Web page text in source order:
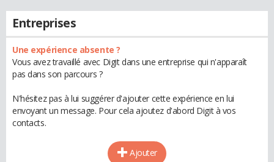
Entreprises
Une expérience absente ?
Vous avez travaillé avec Digit dans une entreprise qui n'apparaît
pas dans son parcours ?
N'hésitez pas à lui suggérer d'ajouter cette expérience en lui
envoyant un message. Pour cela ajoutez d'abord Digit à vos
contacts.
Ajouter